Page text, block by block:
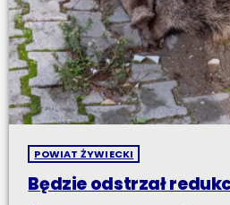
POWIAT ŻYWIECKI
Będzie odstrzał